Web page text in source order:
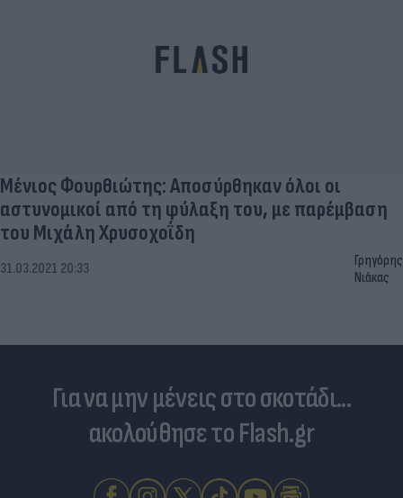
Μένιος Φουρθιώτης: Αποσύρθηκαν όλοι οι
αστυνομικοί από τη φύλαξη του, με παρέμβαση
του Μιχάλη Χρυσοχοΐδη
31.03.2021 20:33
Γρηγόρης
Νιάκας
Για να μην μένεις στο σκοτάδι...
ακολούθησε το Flash.gr